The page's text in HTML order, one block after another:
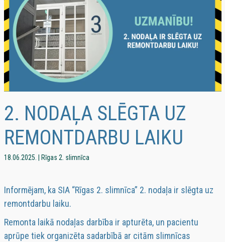
2. NODAĻA SLĒGTA UZ
REMONTDARBU LAIKU
18.06.2025. | Rīgas 2. slimnīca
Informējam, ka SIA “Rīgas 2. slimnīca” 2. nodaļa ir slēgta uz
remontdarbu laiku.
Remonta laikā nodaļas darbība ir apturēta, un pacientu
aprūpe tiek organizēta sadarbībā ar citām slimnīcas